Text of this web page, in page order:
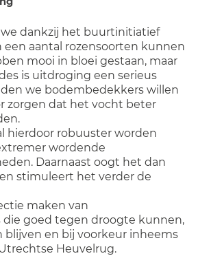
we dankzij het buurtinitiatief
aantal rozensoorten kunnen
mooi in bloei gestaan, maar
is uitdroging een serieus
we bodembedekkers willen
zorgen dat het vocht beter
hierdoor robuuster worden
wordende
Daarnaast oogt het dan
stimuleert het verder de
maken van
goed tegen droogte kunnen,
blijven en bij voorkeur inheems
Heuvelrug.